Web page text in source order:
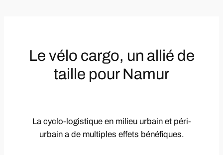
Le vélo cargo, un allié de
taille pour Namur
La cyclo-logistique en milieu urbain et péri-
urbain a de multiples effets bénéfiques.